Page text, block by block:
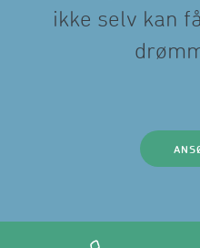
ikke selv kan